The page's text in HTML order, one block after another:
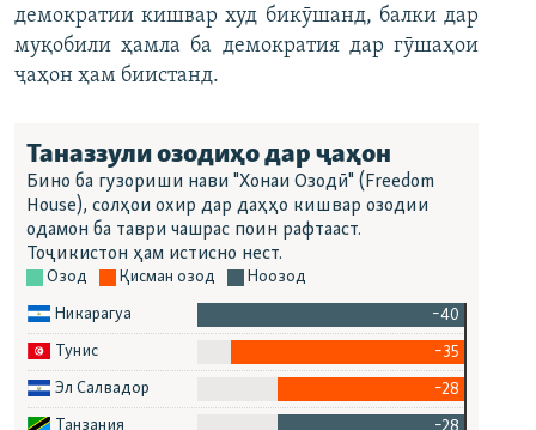
демократии кишвар худ бикӯшанд, балки дар
муқобили ҳамла ба демократия дар гӯшаҳои
ҷаҳон ҳам биистанд.